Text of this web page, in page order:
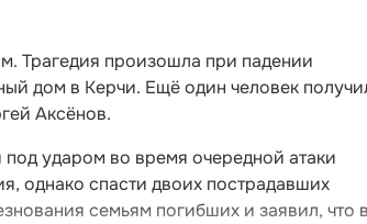
Трагедия произошла при падении
дом в Керчи. Ещё один человек
Аксёнов.
ударом во время очередной атаки
однако спасти двоих пострадавших
семьям погибших и заявил, что